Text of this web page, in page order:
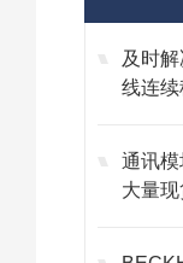
及时
线连
通讯
大量